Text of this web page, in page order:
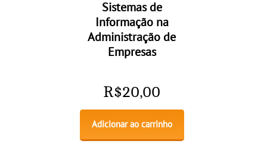
Sistemas de
Informação na
Administração de
Empresas
R$20,00
Adicionar ao carrinho